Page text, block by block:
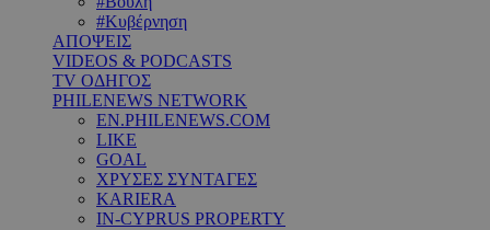
#Κυβέρνηση
ΑΠΟΨΕΙΣ
VIDEOS & PODCASTS
TV ΟΔΗΓΟΣ
PHILENEWS NETWORK
EN.PHILENEWS.COM
LIKE
GOAL
ΧΡΥΣΕΣ ΣΥΝΤΑΓΕΣ
KARIERA
IN-CYPRUS PROPERTY